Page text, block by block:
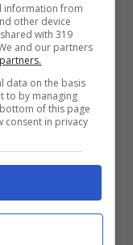
regionale:
, dove un uomo
di ieri,
64enne
viveva in un
da alcuni
information from
other device
with 319
and our partners
data on the basis
to by managing
of this page
consent in privacy